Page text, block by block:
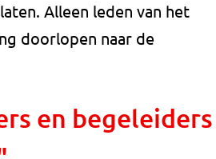
Alleen leden van het
doorlopen naar de
en begeleiders